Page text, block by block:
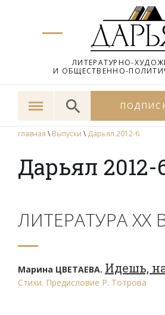
ЛИТЕРАТУРНО-
И ОБЩЕСТВЕННО-
главная \ Выпуски \ Дарьял 2012-6
Дарьял 2012-
ЛИТЕРАТУРА ХХ
Марина ЦВЕТАЕВА. Идешь,
Стихи. Предисловие Р. Тотрова